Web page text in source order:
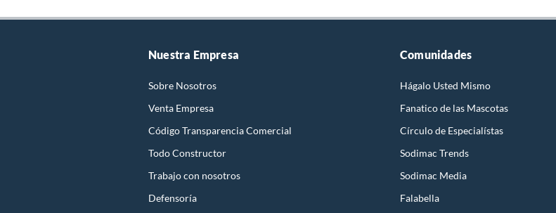
Nuestra Empresa
Sobre Nosotros
Venta Empresa
Código Transparencia Comercial
Todo Constructor
Trabajo con nosotros
Defensoría
Comunidades
Hágalo Usted Mismo
Fanatico de las Mascotas
Círculo de Especialístas
Sodimac Trends
Sodimac Media
Falabella